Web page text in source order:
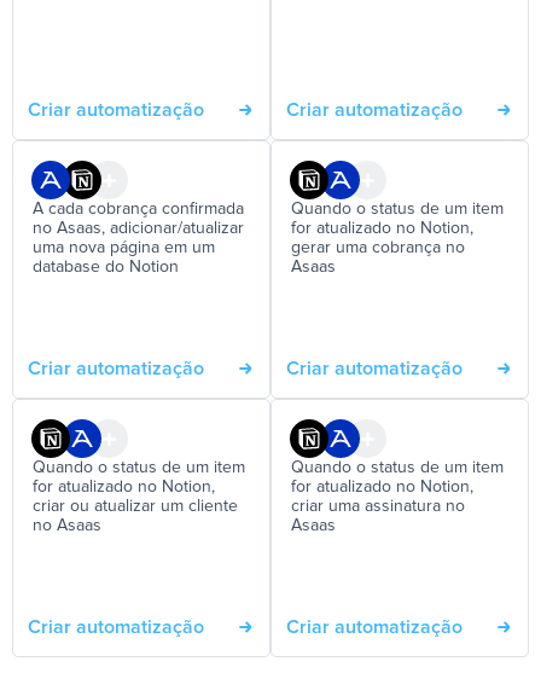
Criar automatização Criar automatização
A cada cobrança confirmada
no Asaas, adicionar/atualizar
uma nova página em um
database do Notion
Criar automatização
Quando o status de um item
for atualizado no Notion,
gerar uma cobrança no
Asaas
Criar automatização
Quando o status de um item
for atualizado no Notion,
criar ou atualizar um cliente
no Asaas
Criar automatização
Quando o status de um item
for atualizado no Notion,
criar uma assinatura no
Asaas
Criar automatização